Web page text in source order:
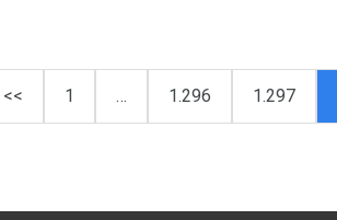
<< 1 … 1.296 1.297